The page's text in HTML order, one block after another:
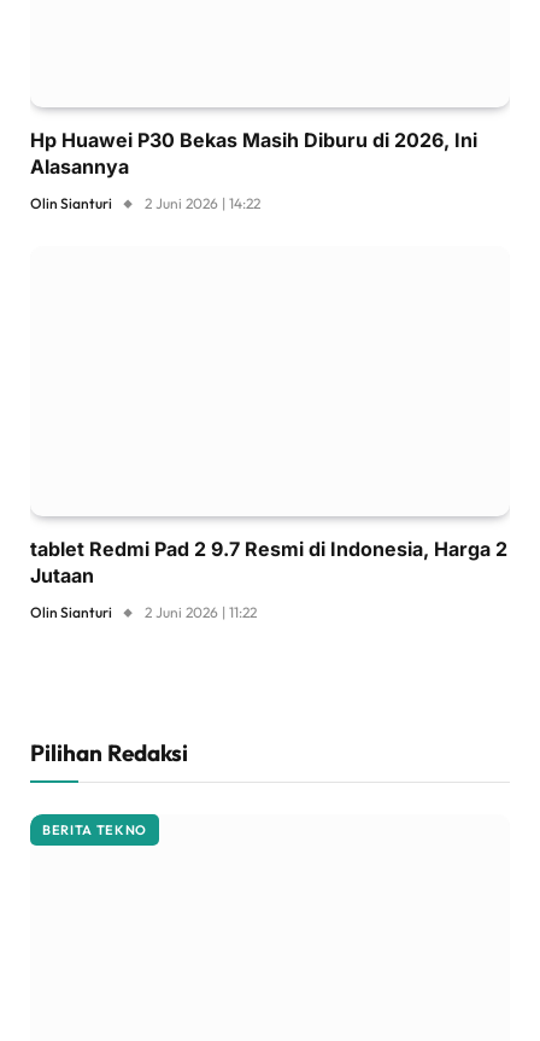
Hp Huawei P30 Bekas Masih Diburu di 2026, Ini
Alasannya
Olin Sianturi 2 Juni 2026 | 14:22
tablet Redmi Pad 2 9.7 Resmi di Indonesia, Harga 2
Jutaan
Olin Sianturi 2 Juni 2026 | 11:22
Pilihan Redaksi
BERITA TEKNO